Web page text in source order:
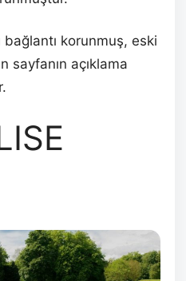
bağlantı korunmuş, eski
sayfanın açıklama